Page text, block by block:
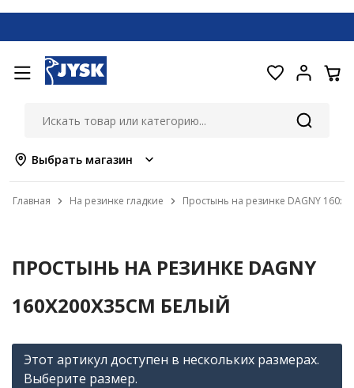
Выбрать магазин
Главная На резинке гладкие Простынь на резинке DAGNY
ПРОСТЫНЬ НА РЕЗИНКЕ DAGNY
160X200X35СМ БЕЛЫЙ
Этот артикул доступен в нескольких размерах.
Выберите размер.